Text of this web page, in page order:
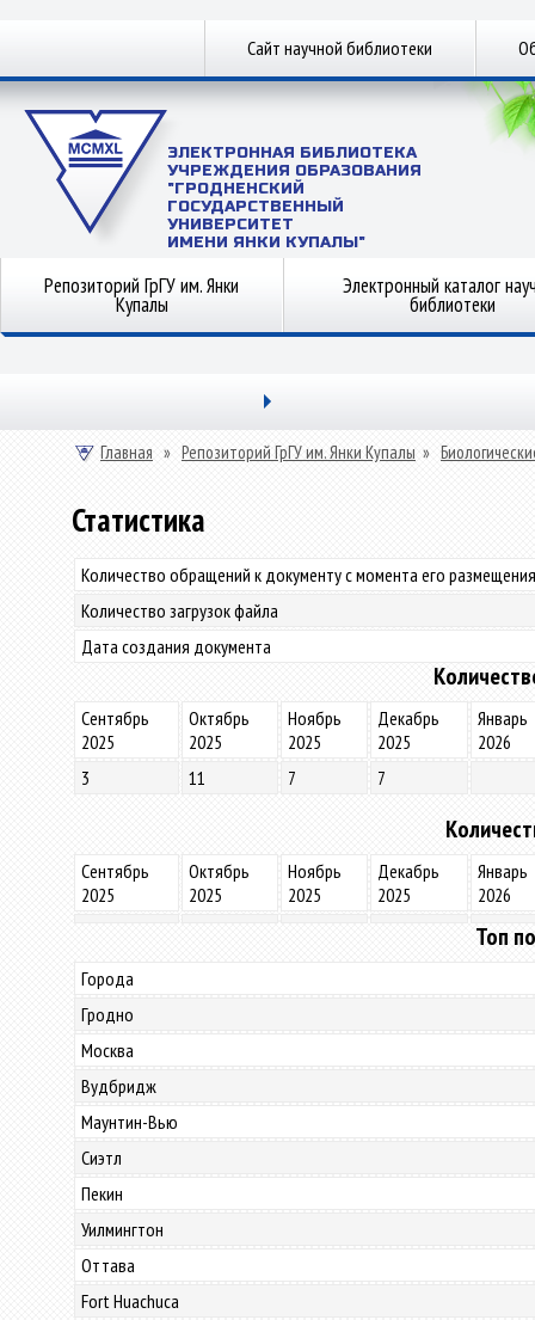
Сайт научной библиотеки
ЭЛЕКТРОННАЯ БИБЛИОТЕКА
УЧРЕЖДЕНИЯ ОБРАЗОВАНИЯ
"ГРОДНЕНСКИЙ
ГОСУДАРСТВЕННЫЙ
УНИВЕРСИТЕТ
ИМЕНИ ЯНКИ КУПАЛЫ"
Репозиторий ГрГУ им. Янки
Купалы
Электронный каталог
библиотеки
Главная » Репозиторий ГрГУ им. Янки Купалы »
Статистика
Количество обращений к документу с момента его
Количество загрузок файла
Дата создания документа
Сентябрь
2025
Октябрь
2025
Ноябрь
2025
Декабрь
2025
Январь
2026
3
11 7 7
Сентябрь
2025
Октябрь
2025
Ноябрь
2025
Декабрь
2025
Январь
2026
Топ
Города
Гродно
Москва
Вудбридж
Маунтин-Вью
Сиэтл
Пекин
Уилмингтон
Оттава
Fort Huachuca